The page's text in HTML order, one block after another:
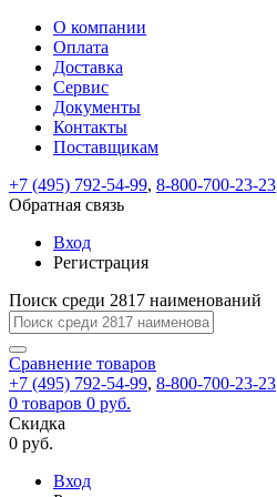
ВходРегистрация
Только
test@example.com
отправлена
по
ней
для
регистрации.
Ок
Только
Запомнить
меня
Забыли
Восстановление
пароля
Заполните
форму.
Мы
отправим
ссылку
на
указанный
электронный
адрес,
перейдя
по
которой
вы
новый
На
вашу
test@test.ru
отправлена
ссылка.
Перейдите
по
для
смены
пароля.
Введите
новый
пароль
Сменить
Пароль
успешно
Войти
Обратная
связь
Сообщение
пользовательского
соглашения
Ваше
сообщение
успешно
О компании
Оплата
Доставка
Сервис
Документы
Контакты
Поставщикам
+7 (495) 792-54-99, 8-800-700-23-23
Обратная связь
Вход
Регистрация
Поиск среди 2817 наименований
Сравнение товаров
+7 (495) 792-54-99, 8-800-700-23-23
0 товаров 0 руб.
Скидка
0 руб.
Вход